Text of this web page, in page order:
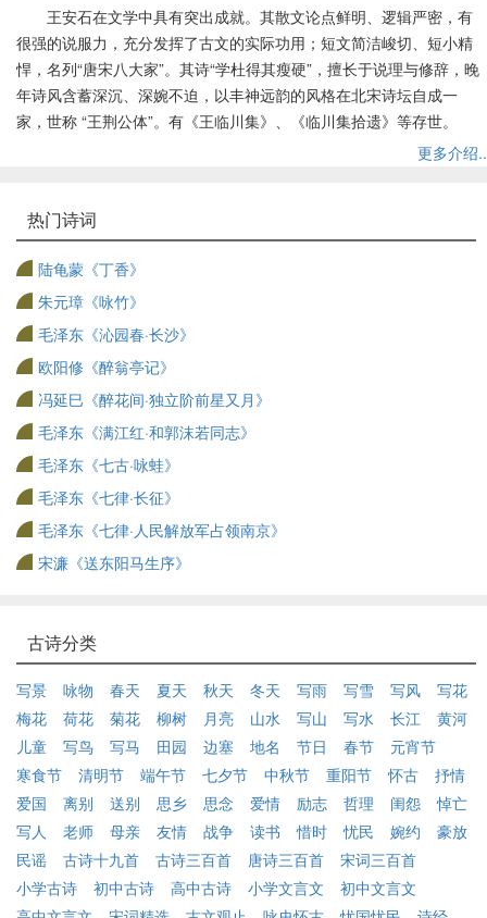
王安石在文学中具有突出成就。其散文论点鲜明、逻辑严密，有
很强的说服力，充分发挥了古文的实际功用；短文简洁峻切、短小精
悍，名列“唐宋八大家”。其诗“学杜得其瘦硬”，擅长于说理与修辞，晚
年诗风含蓄深沉、深婉不迫，以丰神远韵的风格在北宋诗坛自成一
家，世称 “王荆公体”。有《王临川集》、《临川集拾遗》等存世。
更多介绍..
热门诗词
陆龟蒙《丁香》
朱元璋《咏竹》
毛泽东《沁园春·长沙》
欧阳修《醉翁亭记》
冯延巳《醉花间·独立阶前星又月》
毛泽东《满江红·和郭沫若同志》
毛泽东《七古·咏蛙》
毛泽东《七律·长征》
毛泽东《七律·人民解放军占领南京》
宋濂《送东阳马生序》
古诗分类
写景 咏物 春天 夏天 秋天 冬天 写雨 写雪 写风
写花
梅花
荷花 菊花 柳树 月亮 山水 写山 写水 长江
黄河
儿童
写鸟 写马 田园 边塞 地名 节日 春节
元宵节
寒食节
清明节 端午节 七夕节 中秋节 重阳节 怀古
抒情
爱国
离别 送别 思乡 思念 爱情 励志 哲理 闺怨
悼亡
写人
老师 母亲 友情 战争 读书 惜时 忧民 婉约
豪放
民谣
古诗十九首 古诗三百首 唐诗三百首
宋词三百首
小学古诗
初中古诗 高中古诗 小学文言文
初中文言文